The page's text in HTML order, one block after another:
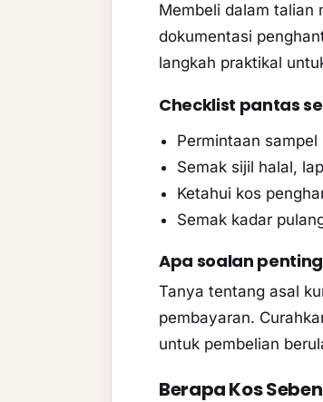
Membeli dalam talian
dokumentasi
langkah praktikal
Checklist pantas
Permintaan
Semak sijil halal,
Ketahui kos
Semak kadar
Apa soalan
Tanya tentang asal
pembayaran.
untuk pembelian
Berapa Kos